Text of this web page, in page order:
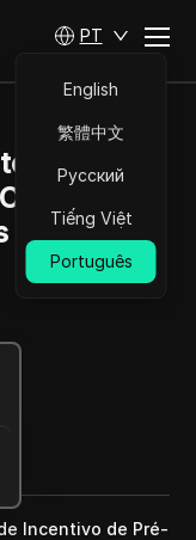
PT
English
繁體中文
Русский
Tiếng Việt
Português
- Airdrop
Testnet -
Incentivo de Pré-